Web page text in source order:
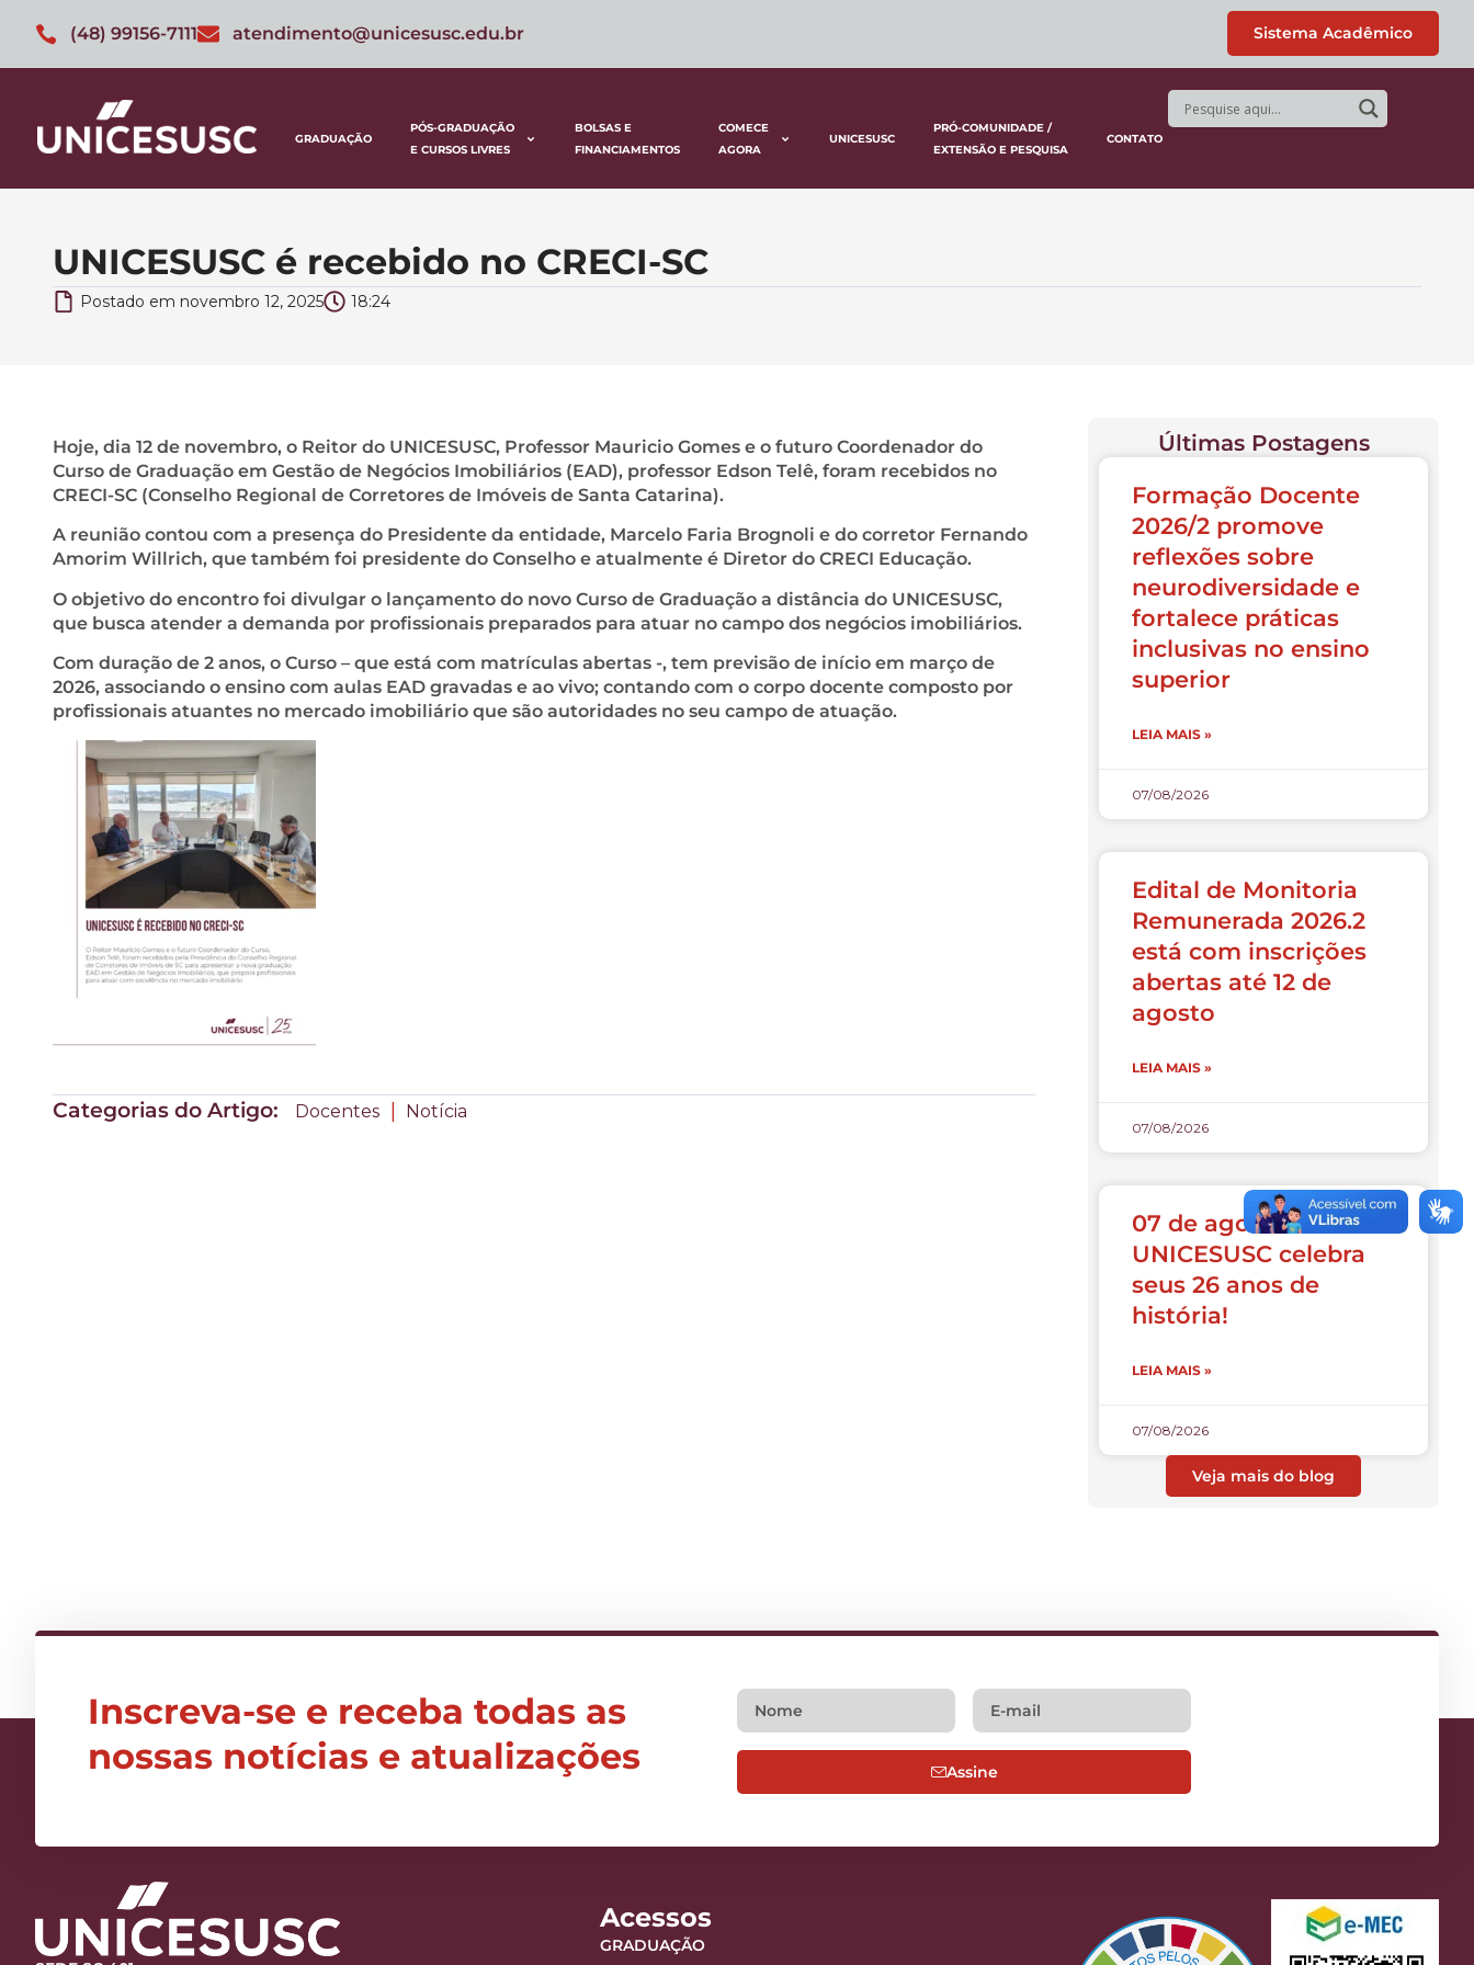
(48) 99156-7111 atendimento@unicesusc.edu.br Sistema Acadêmico
GRADUAÇÃO
PÓS-GRADUAÇÃO
E CURSOS LIVRES
BOLSAS E
FINANCIAMENTOS
COMECE
AGORA
UNICESUSC
PRÓ-COMUNIDADE /
EXTENSÃO E PESQUISA
CONTATO
UNICESUSC é recebido no CRECI-SC
Postado em novembro 12, 2025 18:24
Hoje, dia 12 de novembro, o Reitor do UNICESUSC, Professor Mauricio Gomes e o futuro Coordenador do
Curso de Graduação em Gestão de Negócios Imobiliários (EAD), professor Edson Telê, foram recebidos no
CRECI-SC (Conselho Regional de Corretores de Imóveis de Santa Catarina).
A reunião contou com a presença do Presidente da entidade, Marcelo Faria Brognoli e do corretor Fernando
Amorim Willrich, que também foi presidente do Conselho e atualmente é Diretor do CRECI Educação.
O objetivo do encontro foi divulgar o lançamento do novo Curso de Graduação a distância do UNICESUSC,
que busca atender a demanda por profissionais preparados para atuar no campo dos negócios imobiliários.
Com duração de 2 anos, o Curso – que está com matrículas abertas -, tem previsão de início em março de
2026, associando o ensino com aulas EAD gravadas e ao vivo; contando com o corpo docente composto por
profissionais atuantes no mercado imobiliário que são autoridades no seu campo de atuação.
Categorias do Artigo: Docentes | Notícia
Últimas Postagens
Formação Docente
2026/2 promove
reflexões sobre
neurodiversidade e
fortalece práticas
inclusivas no ensino
superior
LEIA MAIS »
07/08/2026
Edital de Monitoria
Remunerada 2026.2
está com inscrições
abertas até 12 de
agosto
LEIA MAIS »
07/08/2026
07 de agosto:
UNICESUSC celebra
seus 26 anos de
história!
LEIA MAIS »
07/08/2026
Veja mais do blog
Inscreva-se e receba todas as
nossas notícias e atualizações
Assine
Acessos
GRADUAÇÃO